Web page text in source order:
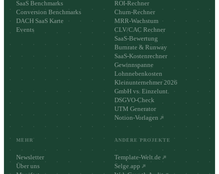
SaaS Benchmarks
Conversion Benchmarks
DACH SaaS Karte
Events
ROI-Rechner
Churn-Rechner
MRR-Wachstum
CLV/CAC Rechner
SaaS-Bewertung
Burnrate & Runway
SaaS-Kostenrechner
Gewinnspanne
Lohnnebenkosten
Kleinunternehmer 2026
GmbH vs. Einzelunt.
DSGVO-Check
UTM Generator
Notion-Vorlagen
MEHR
Newsletter
Über uns
ANDERE PROJEKTE
Template-Welt.de
Selge.app